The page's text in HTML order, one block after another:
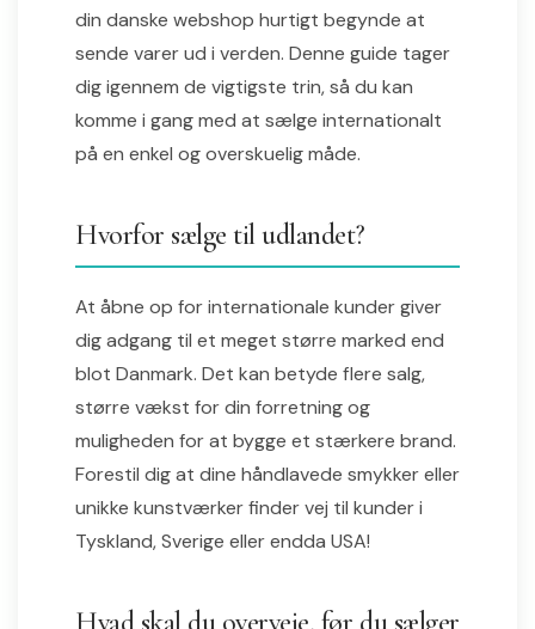
din danske webshop hurtigt begynde at
sende varer ud i verden. Denne guide tager
dig igennem de vigtigste trin, så du kan
komme i gang med at sælge internationalt
på en enkel og overskuelig måde.
Hvorfor sælge til udlandet?
At åbne op for internationale kunder giver
dig adgang til et meget større marked end
blot Danmark. Det kan betyde flere salg,
større vækst for din forretning og
muligheden for at bygge et stærkere brand.
Forestil dig at dine håndlavede smykker eller
unikke kunstværker finder vej til kunder i
Tyskland, Sverige eller endda USA!